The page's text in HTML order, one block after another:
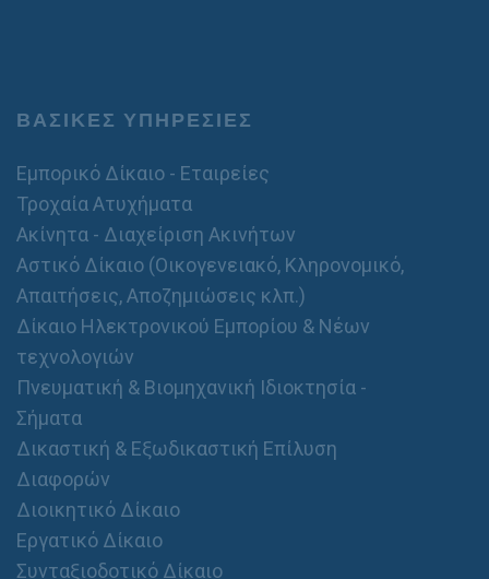
ΒΑΣΙΚΕΣ ΥΠΗΡΕΣΙΕΣ
Εμπορικό Δίκαιο - Εταιρείες
Τροχαία Ατυχήματα
Ακίνητα - Διαχείριση Ακινήτων
Αστικό Δίκαιο (Οικογενειακό, Κληρονομικό,
Απαιτήσεις, Αποζημιώσεις κλπ.)
Δίκαιο Ηλεκτρονικού Εμπορίου & Νέων
τεχνολογιών
Πνευματική & Βιομηχανική Ιδιοκτησία -
Σήματα
Δικαστική & Εξωδικαστική Επίλυση
Διαφορών
Διοικητικό Δίκαιο
Εργατικό Δίκαιο
Συνταξιοδοτικό Δίκαιο